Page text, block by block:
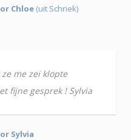
Chloe (uit Schriek)
me zei klopte
fijne gesprek ! Sylvia
Sylvia